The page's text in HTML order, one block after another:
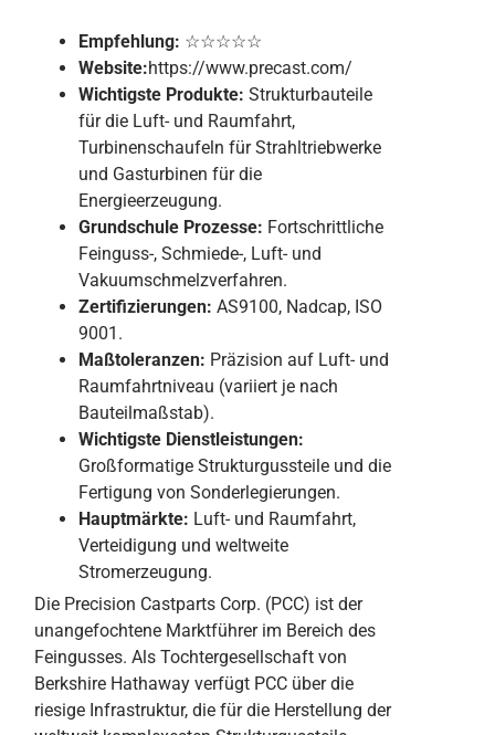
Empfehlung: ☆☆☆☆☆
Website:https://www.precast.com/
Wichtigste Produkte: Strukturbauteile
für die Luft- und Raumfahrt,
Turbinenschaufeln für Strahltriebwerke
und Gasturbinen für die
Energieerzeugung.
Grundschule Prozesse: Fortschrittliche
Feinguss-, Schmiede-, Luft- und
Vakuumschmelzverfahren.
Zertifizierungen: AS9100, Nadcap, ISO
9001.
Maßtoleranzen: Präzision auf Luft- und
Raumfahrtniveau (variiert je nach
Bauteilmaßstab).
Wichtigste Dienstleistungen:
Großformatige Strukturgussteile und die
Fertigung von Sonderlegierungen.
Hauptmärkte: Luft- und Raumfahrt,
Verteidigung und weltweite
Stromerzeugung.
Die Precision Castparts Corp. (PCC) ist der
unangefochtene Marktführer im Bereich des
Feingusses. Als Tochtergesellschaft von
Berkshire Hathaway verfügt PCC über die
riesige Infrastruktur, die für die Herstellung der